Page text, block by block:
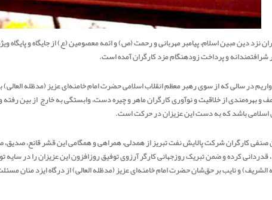
نزد دین مبین اسلام، پیامبر مهربانی و رحمت (ص) و ائمه معصومین (ع) از جایگاه و پایگاه
شرافتمندانه و پرداخت زودهنگام مزد کارگران آمده است.
در سالی که از سوی رهبر معظم انقلاب اسلامی حضرت امام خامنه‌ای عزیز (مدظله
و بهره‌مندی از خلاقیت و نوآوری کارگران ماهر و چیره دست، وابستگی به خارج از بین
اسلامی باشد که به دست این عزیزان در حرکت است.
صنفی کارگران شرکت پالایش نفت تبریز از همدلی، همراهی و همگامی این قشر قانع،
قدردانی کرده و ضمن تبریک روزجهانی کارگر آرزوی توفیق روزافزون این عزیزان را در سایه
و نایب بر حق‌شان حضرت امام خامنه‌ای عزیز (مدظله العالی) از درگاه ایزد منان